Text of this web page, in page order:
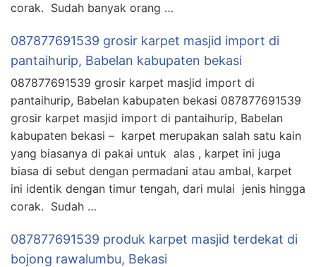
corak. Sudah banyak orang …
087877691539 grosir karpet masjid import di
pantaihurip, Babelan kabupaten bekasi
087877691539 grosir karpet masjid import di
pantaihurip, Babelan kabupaten bekasi 087877691539
grosir karpet masjid import di pantaihurip, Babelan
kabupaten bekasi – karpet merupakan salah satu kain
yang biasanya di pakai untuk alas , karpet ini juga
biasa di sebut dengan permadani atau ambal, karpet
ini identik dengan timur tengah, dari mulai jenis hingga
corak. Sudah …
087877691539 produk karpet masjid terdekat di
bojong rawalumbu, Bekasi